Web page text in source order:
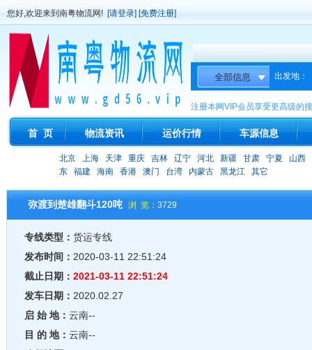
您好,欢迎来到南粤物流网! [请登录] [免费注册]
出发地：
注册本网VIP会员享受更高级的
首 页 物流资讯 运价行情 车源信息
北京 上海 天津 重庆 吉林 辽宁 河北 新疆 甘肃 宁夏
山西
东
福建 海南 香港 澳门 台湾 内蒙古 黑龙江 其它
弥渡到楚雄翻斗120吨 浏 览： 3729
专线类型： 货运专线
发布时间： 2020-03-11 22:51:24
截止日期： 2021-03-11 22:51:24
发车日期： 2020.02.27
启 始 地： 云南--
目 的 地： 云南--